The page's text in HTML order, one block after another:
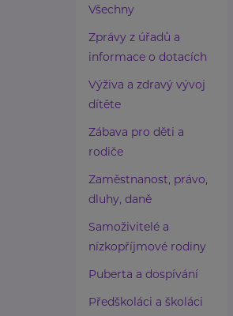
Všechny
Zprávy z úřadů a
informace o dotacích
Výživa a zdravý vývoj
dítěte
Zábava pro děti a
rodiče
Zaměstnanost, právo,
dluhy, daně
Samoživitelé a
nízkopříjmové rodiny
Puberta a dospívání
Předškoláci a školáci